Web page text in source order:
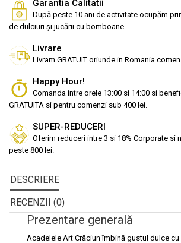
Garantia Calitatii
După peste 10 ani de activitate ocupăm
de dulciuri și jucării cu bomboane
Livrare
Livram GRATUIT oriunde in Romania
Happy Hour!
Comanda intre orele 13:00 si 14:00 si
GRATUITA si pentru comenzi sub 400 lei.
SUPER-REDUCERI
Oferim reduceri intre 3 si 18% Corporate si
peste 800 lei.
DESCRIERE
RECENZII (0)
Prezentare generală
Acadelele Art Crăciun îmbină gustul dulce